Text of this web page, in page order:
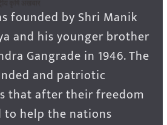
founded by Shri Manik
and his younger brother
Gangrade in 1946. The
and patriotic
that after their freedom
help the nations